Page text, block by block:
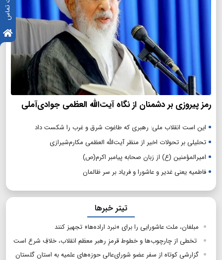
رمز پیروزی بر دشمنان از نگاه آیت‌الله العظمی جوادی‌آملی
این است انقلاب ملی: رهبری که طاغوت شرق و غرب را شکست داد
تحلیلی بر تحولات اخیر از منظر آیت‌الله العظمی مکارم‌شیرازی
امیرالمؤمنین (ع) از زبان صحابه پیامبر اکرم(ص)
فاطمیه یعنی غدیر و عاشورا و فریاد بر سر ظالمان
تیتر خبرها
مبلغان، ملت عاشورایی را برای «نبرد اراده‌ها» تجهیز کنند
تخطی از چارچوب‌ها و خطوط قرمزِ رهبر معظم انقلاب، خلافِ شرع است
گزارشی کوتاه از سفر عضو شورای‌عالی حوزه‌های علمیه به استان گلستان